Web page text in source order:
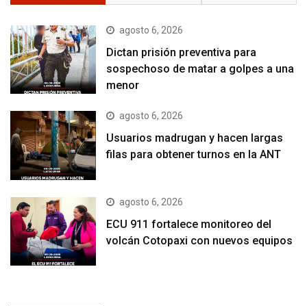
agosto 6, 2026
Dictan prisión preventiva para
sospechoso de matar a golpes a una
menor
agosto 6, 2026
Usuarios madrugan y hacen largas
filas para obtener turnos en la ANT
agosto 6, 2026
ECU 911 fortalece monitoreo del
volcán Cotopaxi con nuevos equipos